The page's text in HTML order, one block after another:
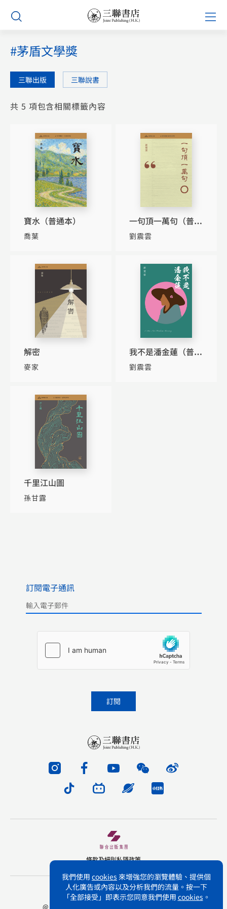
我們使用 cookies 來增強您的瀏覽體驗、提供個
人化廣告或內容以及分析我們的流量。按一下
「全部接受」即表示您同意我們使用 cookies 。
Skip
content
#茅盾文學獎
三聯出版 三聯說書
共 5 項包含相關標籤內容
寶水（普通本）
喬葉
一句頂一萬句（普通
本）
劉震雲
解密
麥家
我不是潘金蓮（普通
本）
劉震雲
千里江山圖
孫甘露
訂閱電子通訊
版權所有 不得轉載 三聯書店(香港)有限公司
@ Joint Publishing (Hong Kong) Company Limited.
條款及細則私隱政策